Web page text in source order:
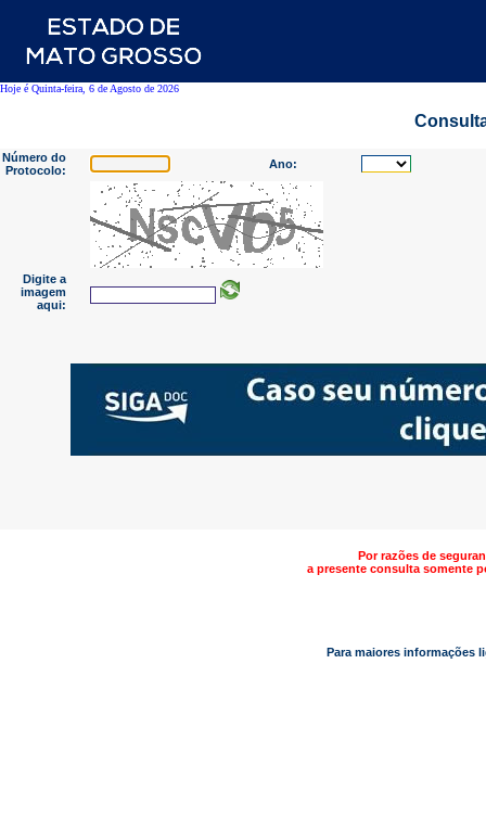
Hoje é Quinta-feira, 6 de Agosto de 2026
Número do
Protocolo:
Ano:
Digite a
imagem
aqui:
Por razões de
a presente consulta somente
Para maiores informações